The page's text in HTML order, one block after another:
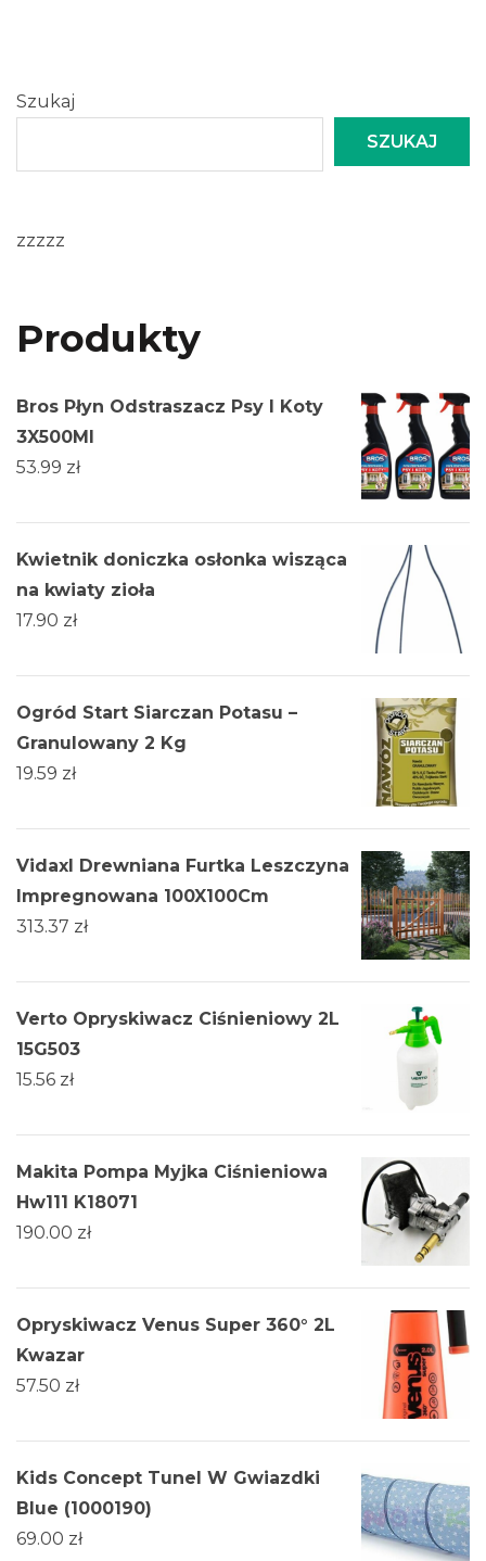
Szukaj
SZUKAJ
zzzzz
Produkty
Bros Płyn Odstraszacz Psy I Koty
3X500Ml
53.99 zł
Kwietnik doniczka osłonka wisząca
na kwiaty zioła
17.90 zł
Ogród Start Siarczan Potasu –
Granulowany 2 Kg
19.59 zł
Vidaxl Drewniana Furtka Leszczyna
Impregnowana 100X100Cm
313.37 zł
Verto Opryskiwacz Ciśnieniowy 2L
15G503
15.56 zł
Makita Pompa Myjka Ciśnieniowa
Hw111 K18071
190.00 zł
Opryskiwacz Venus Super 360° 2L
Kwazar
57.50 zł
Kids Concept Tunel W Gwiazdki
Blue (1000190)
69.00 zł